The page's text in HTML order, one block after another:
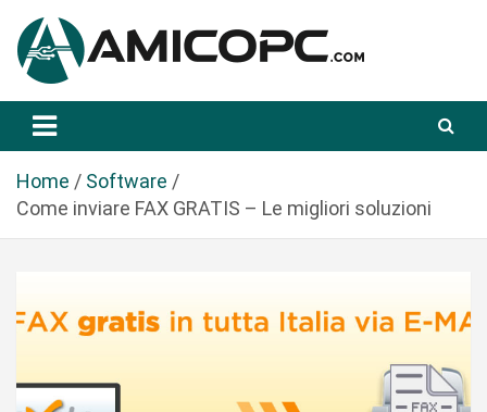
a
Amicopc.com
Home
Software
Come inviare FAX GRATIS – Le migliori soluzioni